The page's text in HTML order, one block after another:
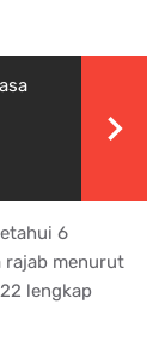
6
rajab menurut
lengkap